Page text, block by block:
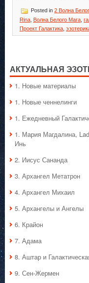
Posted in 2 Волна
Rina Волна Белого Мага
Проект Галактика
АКТУАЛЬНАЯ
1. Hовые материалы
1. Hовые ченнелинги
1. Ежедневный
1. Мария Магдалина,
Инь
2. Иисус Сананда
3. Архангел Метатрон
4. Архангел Михаил
5. Архангелы и Ангелы
6. Крайон
7. Адама
8. Аштар и
9. Сен-Жермен